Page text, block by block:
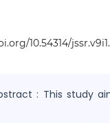
10.54314/
: This study